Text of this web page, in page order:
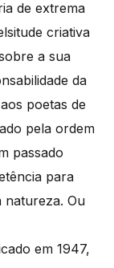
de extrema
criativa
a sua
da
poetas de
pela ordem
passado
para
natureza. Ou
em 1947,